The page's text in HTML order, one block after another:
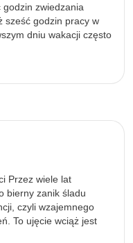
zwiedzania
sześć godzin pracy w
dniu wakacji często
Przez wiele lat
bierny zanik śladu
czyli wzajemnego
To ujęcie wciąż jest